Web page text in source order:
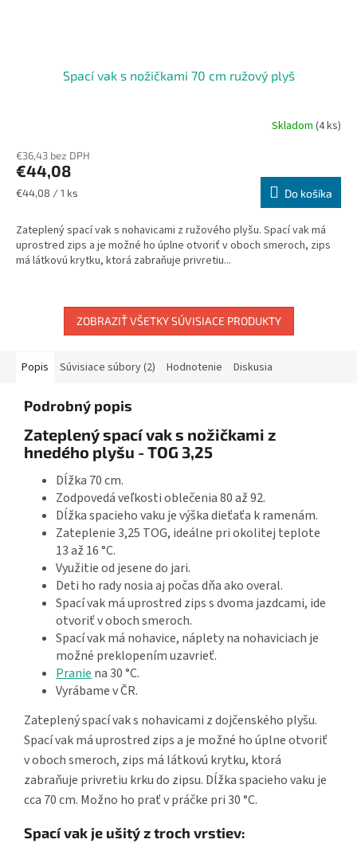
Spací vak s nožičkami 70 cm ružový plyš
Skladom (4 ks)
€36,43 bez DPH
€44,08
Jednotková
€44,08 / 1 ks Do košíka
Zateplený spací vak s nohavicami z ružového plyšu. Spací vak má
uprostred zips a je možné ho úplne otvoriť v oboch smeroch, zips
má látkovú krytku, ktorá zabraňuje privretiu...
ZOBRAZIŤ VŠETKY SÚVISIACE PRODUKTY
Popis Súvisiace súbory (2) Hodnotenie Diskusia
Podrobný popis
Zateplený spací vak s nožičkami z
hnedého plyšu - TOG 3,25
Dĺžka 70 cm.
Zodpovedá veľkosti oblečenia 80 až 92.
Dĺžka spacieho vaku je výška dieťaťa k ramenám.
Zateplenie 3,25 TOG, ideálne pri okolitej teplote
13 až 16 °C.
Využitie od jesene do jari.
Deti ho rady nosia aj počas dňa ako overal.
Spací vak má uprostred zips s dvoma jazdcami, ide
otvoriť v oboch smeroch.
Spací vak má nohavice, náplety na nohaviciach je
možné preklopením uzavrieť.
Pranie na 30 °C.
Vyrábame v ČR.
Zateplený spací vak s nohavicami z dojčenského plyšu.
Spací vak má uprostred zips a je možné ho úplne otvoriť
v oboch smeroch, zips má látkovú krytku, ktorá
zabraňuje privretiu krku do zipsu. Dĺžka spacieho vaku je
cca 70 cm. Možno ho prať v práčke pri 30 °C.
Spací vak je ušitý z troch vrstiev: